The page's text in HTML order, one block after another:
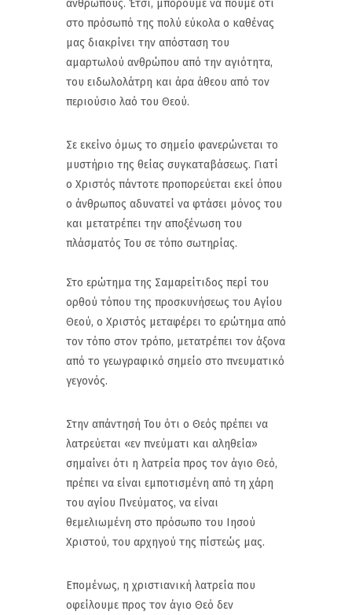
ανθρώπους. Έτσι, μπορούμε να πούμε ότι
στο πρόσωπό της πολύ εύκολα ο καθένας
μας διακρίνει την απόσταση του
αμαρτωλού ανθρώπου από την αγιότητα,
του ειδωλολάτρη και άρα άθεου από τον
περιούσιο λαό του Θεού.
Σε εκείνο όμως το σημείο φανερώνεται το
μυστήριο της θείας συγκαταβάσεως. Γιατί
ο Χριστός πάντοτε προπορεύεται εκεί όπου
ο άνθρωπος αδυνατεί να φτάσει μόνος του
και μετατρέπει την αποξένωση του
πλάσματός Του σε τόπο σωτηρίας.
Στο ερώτημα της Σαμαρείτιδος περί του
ορθού τόπου της προσκυνήσεως του Αγίου
Θεού, ο Χριστός μεταφέρει το ερώτημα από
τον τόπο στον τρόπο, μετατρέπει τον άξονα
από το γεωγραφικό σημείο στο πνευματικό
γεγονός.
Στην απάντησή Του ότι ο Θεός πρέπει να
λατρεύεται «εν πνεύματι και αληθεία»
σημαίνει ότι η λατρεία προς τον άγιο Θεό,
πρέπει να είναι εμποτισμένη από τη χάρη
του αγίου Πνεύματος, να είναι
θεμελιωμένη στο πρόσωπο του Ιησού
Χριστού, του αρχηγού της πίστεώς μας.
Επομένως, η χριστιανική λατρεία που
οφείλουμε προς τον άγιο Θεό δεν